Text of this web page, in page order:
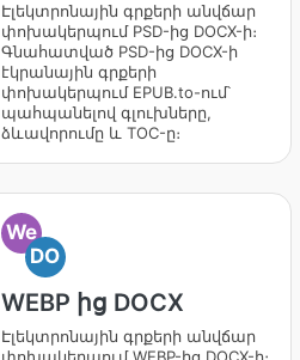
Էլեկտրոնային գրքերի անվճար
փոխակերպում PSD-ից DOCX-ի։
Գնահատված PSD-ից DOCX-ի
էկրանային գրքերի
փոխակերպում EPUB.to-ում՝
պահպանելով գլուխները,
ձևավորումը և TOC-ը։
We
DO
WEBP ից DOCX
Էլեկտրոնային գրքերի անվճար